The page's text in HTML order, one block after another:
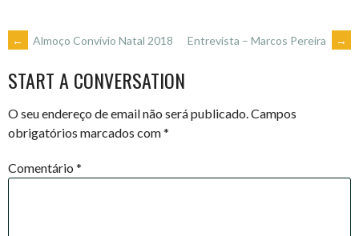
POST
NAVIGATION
← Almoço Convívio Natal 2018 Entrevista – Marcos Pereira →
START A CONVERSATION
O seu endereço de email não será publicado.Campos
obrigatórios marcados com*
Comentário *